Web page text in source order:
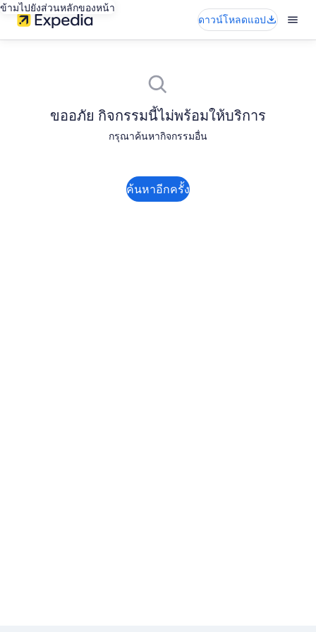
ข้ามไปยังส่วนหลักของหน้า
ดาวน์โหลดแอป
ขออภัย กิจกรรมนี้ไม่พร้อมให้บริการ
กรุณาค้นหากิจกรรมอื่น
ค้นหาอีกครั้ง